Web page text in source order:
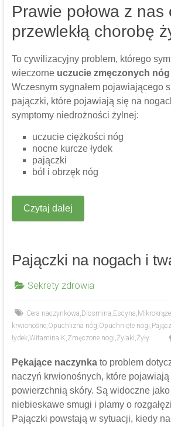
Prawie połowa z nas
przewlekłą chorobę
To cywilizacyjny problem, którego
wieczorne uczucie zmęczonych nóg
Wczesnym sygnałem pojawiającego
pajączki, które pojawiają się na
symptomy niedrożności żylnej:
uczucie ciężkości nóg
nocne kurcze łydek
pajączki
ból i obrzęk nóg
Czytaj dalej
Pajączki na nogach i
Sekrety zdrowia
Cera naczynkowa, Diosmina, Escyna,
krwionośne,Opuchlizna nóg,Opuchnięte nogi,
łydek,Witamina K,Zmęczone nogi,Żylaki,Żyły
Pękające naczynkato problem
naczyń krwionośnych, które pojawiają
powierzchnią skóry. Są widoczne
niebieskawe smugi i plamy o
Pajączki powstają w sytuacji, kiedy